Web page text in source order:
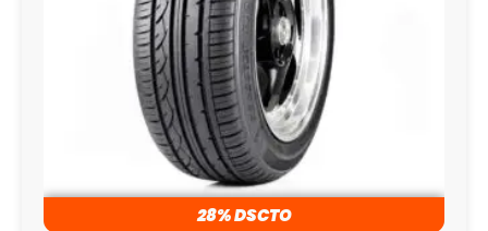
28% DSCTO